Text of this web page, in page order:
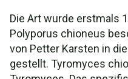
Die Art wurde erstmals
Polyporus chioneus
von Petter Karsten in
gestellt. Tyromyces